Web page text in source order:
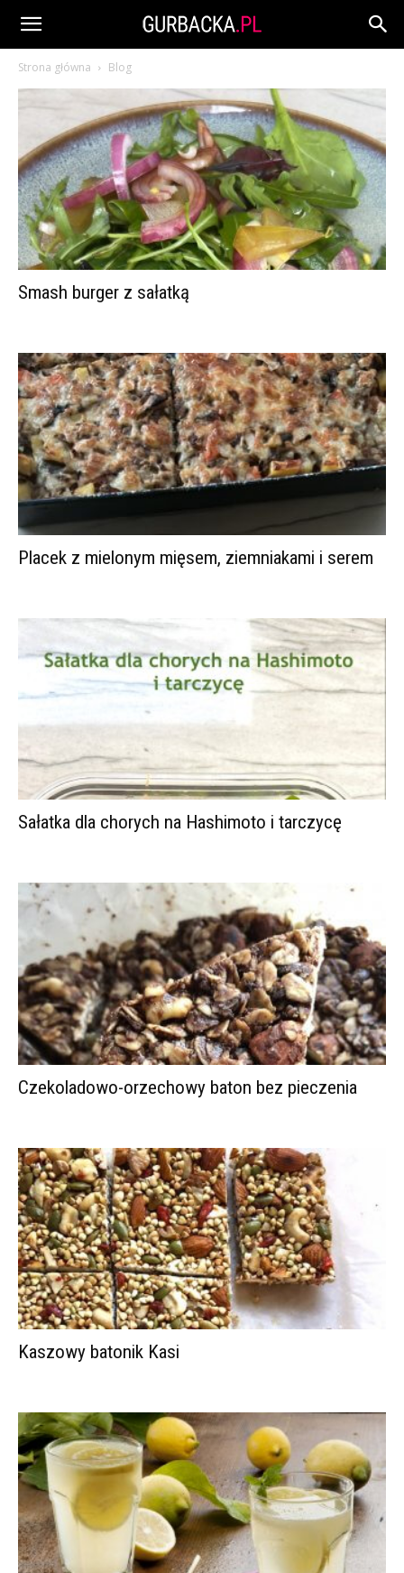
Strona główna Blog
Smash burger z sałatką
Placek z mielonym mięsem, ziemniakami i serem
Sałatka dla chorych na Hashimoto i tarczycę
Czekoladowo-orzechowy baton bez pieczenia
Kaszowy batonik Kasi